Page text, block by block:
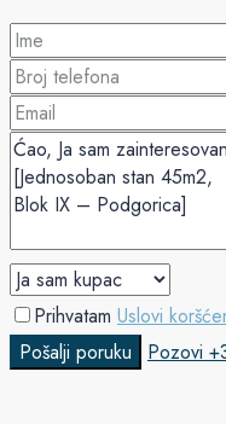
Prihvatam Uslovi
Pošalji poruku
Pozovi